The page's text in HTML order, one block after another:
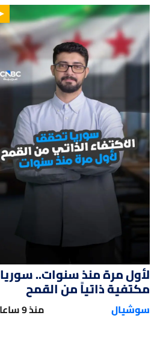
01:33
لأول مرة منذ سنوات.. سوريا
مكتفية ذاتياً من القمح
سوشيال منذ 9 ساعات